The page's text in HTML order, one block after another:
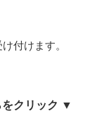
付けます。
クリック ▼